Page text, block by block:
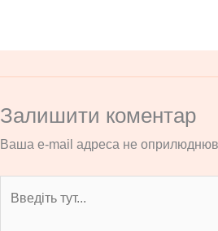
Залишити коментар
Ваша e-mail адреса не